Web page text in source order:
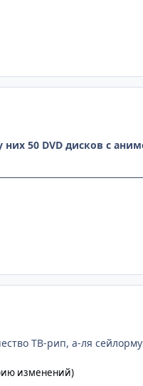
них 50 DVD дисков с
ТВ-рип, а-ля
изменений)